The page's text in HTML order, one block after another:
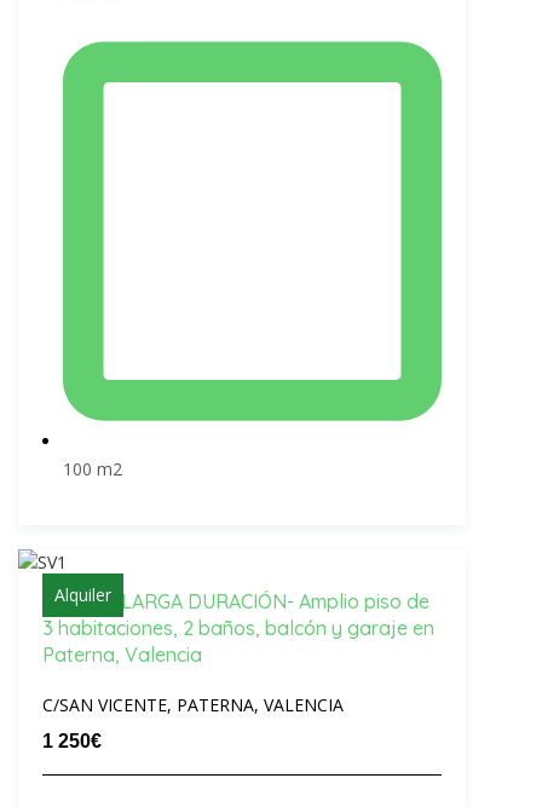
100 m2
Alquiler
Alquiler -LARGA DURACIÓN- Amplio piso de
3 habitaciones, 2 baños, balcón y garaje en
Paterna, Valencia
C/SAN VICENTE, PATERNA, VALENCIA
1 250€